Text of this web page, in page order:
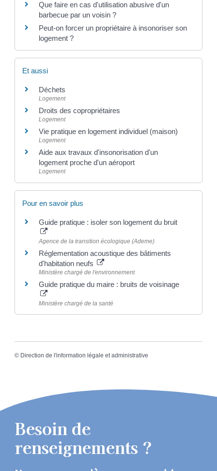
Que faire en cas d'utilisation abusive d'un
barbecue par un voisin ?
Peut-on forcer un propriétaire à insonoriser son
logement ?
Et aussi
Déchets
Logement
Droits des copropriétaires
Logement
Vie pratique en logement individuel (maison)
Logement
Aide aux travaux d'insonorisation d'un
logement proche d'un aéroport
Logement
Pour en savoir plus
Guide pratique : isoler son logement du bruit
Agence de la transition écologique (Ademe)
Réglementation acoustique des bâtiments
d'habitation neufs
Ministère chargé de l'environnement
Guide pratique du maire : bruits de voisinage
Ministère chargé de la santé
© Direction de l'information légale et administrative
Besoin de
renseignements ?